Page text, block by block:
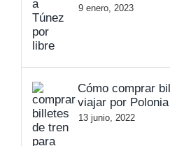
9 enero, 2023
Cómo comprar
viajar por Polonia
13 junio, 2022